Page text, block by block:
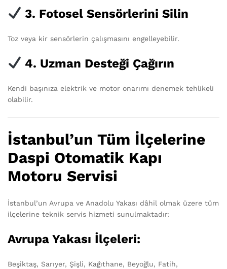
3. Fotosel Sensörlerini Silin
Toz veya kir sensörlerin çalışmasını engelleyebilir.
4. Uzman Desteği Çağırın
Kendi başınıza elektrik ve motor onarımı denemek tehlikeli
olabilir.
İstanbul’un Tüm İlçelerine
Daspi Otomatik Kapı
Motoru Servisi
İstanbul’un Avrupa ve Anadolu Yakası dâhil olmak üzere tüm
ilçelerine teknik servis hizmeti sunulmaktadır:
Avrupa Yakası İlçeleri:
Beşiktaş, Sarıyer, Şişli, Kağıthane, Beyoğlu, Fatih,